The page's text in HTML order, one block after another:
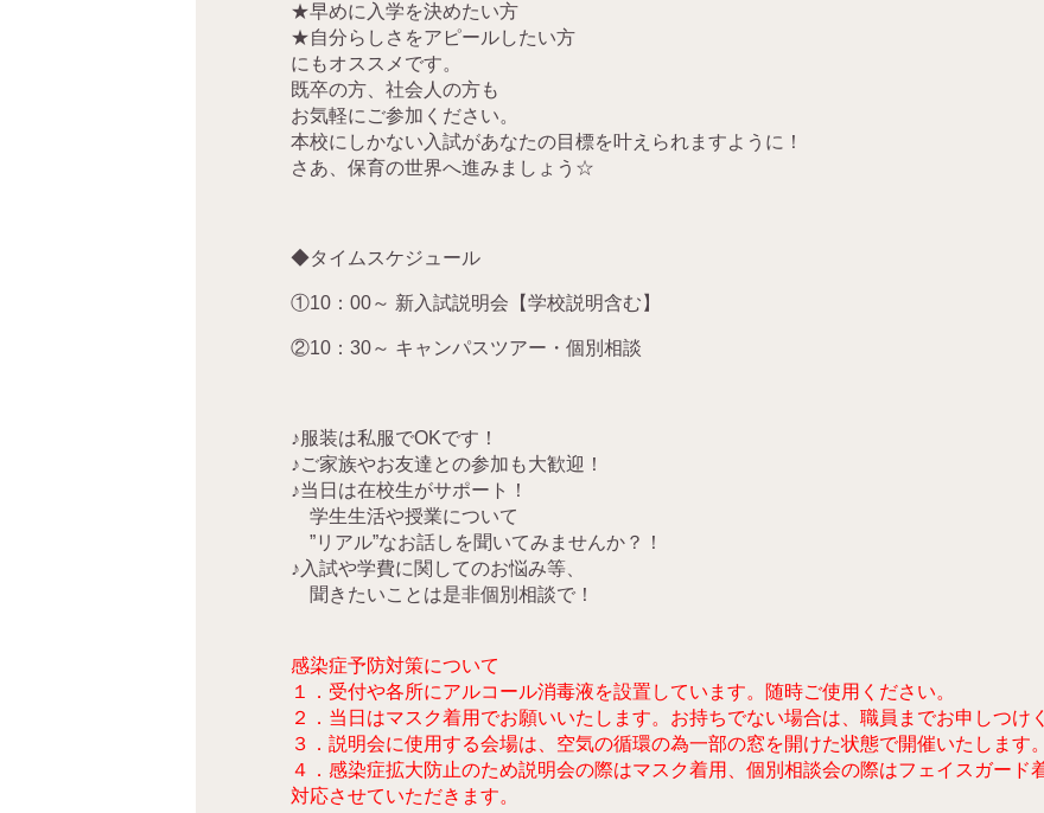
★早めに入学を決めたい方
★自分らしさをアピールしたい方
にもオススメです。
既卒の方、社会人の方も
お気軽にご参加ください。
本校にしかない入試があなたの目標を叶えられますように！
さあ、保育の世界へ進みましょう☆
◆タイムスケジュール
①10：00～ 新入試説明会【学校説明含む】
②10：30～ キャンパスツアー・個別相談
♪服装は私服でOKです！
♪ご家族やお友達との参加も大歓迎！
♪当日は在校生がサポート！
学生生活や授業について
”リアル”なお話しを聞いてみませんか？！
♪入試や学費に関してのお悩み等、
聞きたいことは是非個別相談で！
感染症予防対策について
１．受付や各所にアルコール消毒液を設置しています。随時ご使用ください。
２．当日はマスク着用でお願いいたします。お持ちでない場合は、職員までお申しつけ
３．説明会に使用する会場は、空気の循環の為一部の窓を開けた状態で開催いたします。
４．感染症拡大防止のため説明会の際はマスク着用、個別相談会の際はフェイスガード
対応させていただきます。